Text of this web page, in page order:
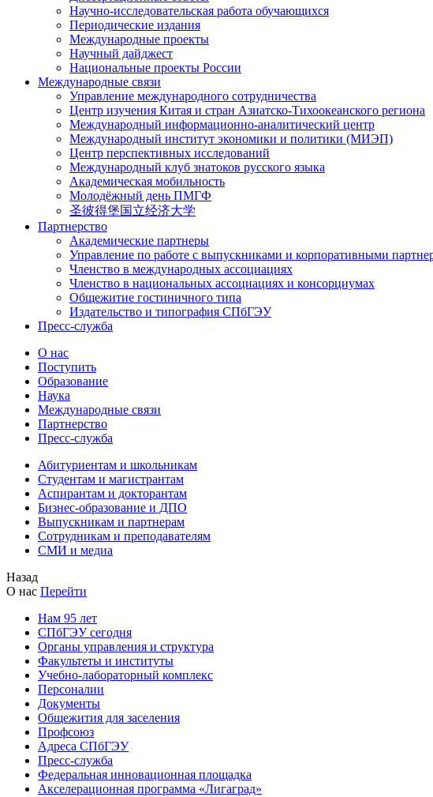
Научно-исследовательская работа обучающихся
Периодические издания
Международные проекты
Научный дайджест
Национальные проекты России
Международные связи
Управление международного сотрудничества
Центр изучения Китая и стран Азиатско-Тихоокеанского региона
Международный информационно-аналитический центр
Международный институт экономики и политики (МИЭП)
Центр перспективных исследований
Международный клуб знатоков русского языка
Академическая мобильность
Молодёжный день ПМГФ
圣彼得堡国立经济大学
Партнерство
Академические партнеры
Управление по работе с выпускниками и корпоративными
Членство в международных ассоциациях
Членство в национальных ассоциациях и консорциумах
Общежитие гостиничного типа
Издательство и типография СПбГЭУ
Пресс-служба
О нас
Поступить
Образование
Наука
Международные связи
Партнерство
Пресс-служба
Абитуриентам и школьникам
Студентам и магистрантам
Аспирантам и докторантам
Бизнес-образование и ДПО
Выпускникам и партнерам
Сотрудникам и преподавателям
СМИ и медиа
Назад
О нас Перейти
Нам 95 лет
СПбГЭУ сегодня
Органы управления и структура
Факультеты и институты
Учебно-лабораторный комплекс
Персоналии
Документы
Общежития для заселения
Профсоюз
Адреса СПбГЭУ
Пресс-служба
Федеральная инновационная площадка
Акселерационная программа «Лигаград»­­